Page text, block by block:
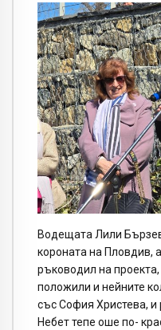
Водещата Лили
короната на Пловдив,
ръководил на проекта,
положили и нейните
със София Христева, и
Небет тепе оше по-